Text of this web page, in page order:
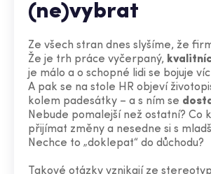
Tým
Kontakt
(ne)vybrat
Ze všech stran dnes slyšíme, že
Že je trh práce vyčerpaný,
je málo a o schopné lidi se bojuje
A pak se na stole HR objeví
kolem padesátky – a s ním se
Nebude pomalejší než ostatní? Co
přijímat změny a nesedne si s
Nechce to „doklepat“ do důchodu?
Takové otázky vznikají ze